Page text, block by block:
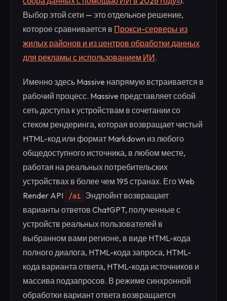
Выбор этой сети — это отдельное решение,
которое сравнивается в Прокси-серверы из
жилых районов и из центров обработки данных
для рекламы с использованием ИИ.
Именно здесь Massive напрямую встраивается в
рабочий процесс. Massive представляет собой
сеть доступа к устройствам в сочетании со
стеком рендеринга, которая возвращает чистый
HTML-код или формат Markdown из любого
общедоступного источника, в любом месте,
работая на реальных потребительских
устройствах в более чем 195 странах. Его Web
Render API
/ai Эндпойнт возвращает
варианты ответов ChatGPT, полученные с
устройств реальных пользователей в
выбранном вами регионе, в виде HTML-кода
полного диалога, HTML-кода запроса, HTML-
кода варианта ответа, HTML-кода источников и
массива подзапросов. В режиме синхронной
обработки вариант ответа возвращается